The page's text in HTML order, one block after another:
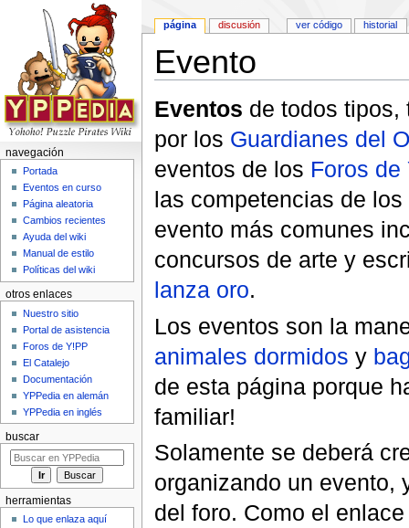
Evento
Eventos de todos tipos,
por los Guardianes del
eventos de los Foros de
las competencias de
evento más comunes
concursos de arte y
lanza oro.
Los eventos son la
animales dormidos y
de esta página porque
familiar!
Solamente se deberá
organizando un evento,
del foro. Como el
página discusión ver código historial
navegación
Portada
Eventos en curso
Página aleatoria
Cambios recientes
Ayuda del wiki
Manual de estilo
Políticas del wiki
otros enlaces
Nuestro sitio
Portal de asistencia
Foros de Y!PP
El Catalejo
Documentación
YPPedia en alemán
YPPedia en inglés
buscar
herramientas
Lo que enlaza aquí